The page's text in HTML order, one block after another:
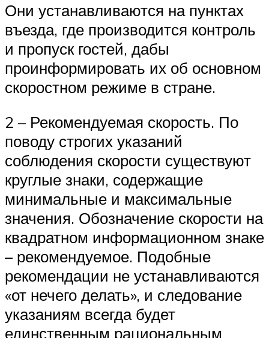
Они устанавливаются на пунктах
въезда, где производится контроль
и пропуск гостей, дабы
проинформировать их об основном
скоростном режиме в стране.
2 – Рекомендуемая скорость. По
поводу строгих указаний
соблюдения скорости существуют
круглые знаки, содержащие
минимальные и максимальные
значения. Обозначение скорости на
квадратном информационном знаке
– рекомендуемое. Подобные
рекомендации не устанавливаются
«от нечего делать», и следование
указаниям всегда будет
единственным рациональным